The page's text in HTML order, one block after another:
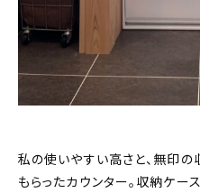
私の使いやすい高さと、無印
もらったカウンター。収納ケー